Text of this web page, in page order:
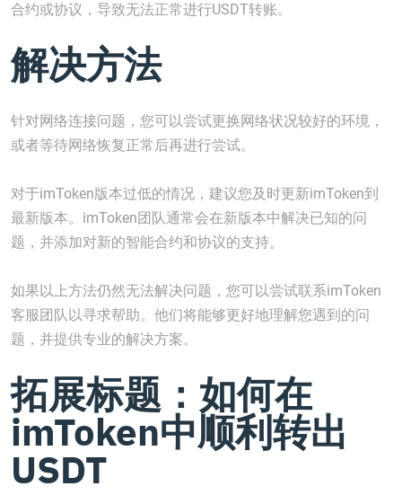
合约或协议，导致无法正常进行USDT转账。
解决方法
针对网络连接问题，您可以尝试更换网络状况较好的环境，
或者等待网络恢复正常后再进行尝试。
对于imToken版本过低的情况，建议您及时更新imToken到
最新版本。imToken团队通常会在新版本中解决已知的问
题，并添加对新的智能合约和协议的支持。
如果以上方法仍然无法解决问题，您可以尝试联系imToken
客服团队以寻求帮助。他们将能够更好地理解您遇到的问
题，并提供专业的解决方案。
拓展标题：如何在
imToken中顺利转出
USDT